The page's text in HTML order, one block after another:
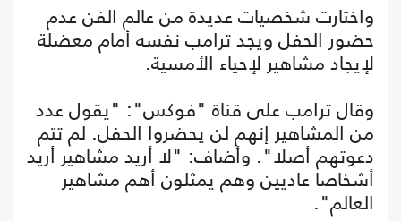
واختارت شخصيات عديدة من عالم الفن عدم
حضور الحفل ويجد ترامب نفسه أمام معضلة
لإيجاد مشاهير لإحياء الأمسية.
وقال ترامب على قناة "فوكس": "يقول عدد
من المشاهير إنهم لن يحضروا الحفل. لم تتم
دعوتهم أصلا". وأضاف: "لا أريد مشاهير أريد
أشخاصا عاديين وهم يمثلون أهم مشاهير
العالم".